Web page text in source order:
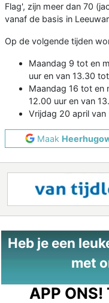
Flag', zijn meer dan 70
vanaf de basis in
Op de volgende tijden
Maandag 9 tot en
uur en van 13.30
Maandag 16 tot en
12.00 uur en van
Vrijdag 20 april
Maak
Heb je een
met
APP ONS!